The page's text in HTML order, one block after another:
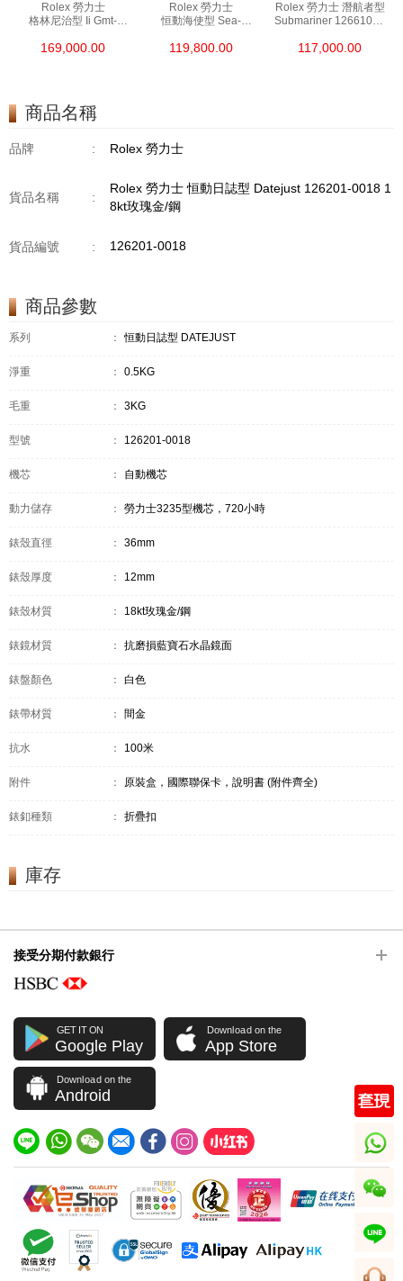
Rolex 勞力士
格林尼治型 Ii Gmt-
0002 18kt玫瑰金/鋼
169,000.00
Rolex 勞力士
恒動海使型 Sea-
精鋼 單紅
119,800.00
Rolex 勞力士 潛航者型
Submariner 126610ln-
117,000.00
商品名稱
品牌 : Rolex 勞力士
貨品名稱 :
Rolex 勞力士 恒動日誌型 Datejust 126201-0018 1
8kt玫瑰金/鋼
貨品編號 : 126201-0018
商品參數
系列 ： 恒動日誌型 DATEJUST
淨重 ： 0.5KG
毛重 ： 3KG
型號 ： 126201-0018
機芯 ： 自動機芯
動力儲存 ： 勞力士3235型機芯，720小時
錶殼直徑 ： 36mm
錶殼厚度 ： 12mm
錶殼材質 ： 18kt玫瑰金/鋼
錶鏡材質 ： 抗磨損藍寶石水晶鏡面
錶盤顏色 ： 白色
錶帶材質 ： 間金
抗水 ： 100米
附件 ： 原裝盒，國際聯保卡，說明書 (附件齊全)
錶釦種類 ： 折疊扣
庫存
接受分期付款銀行
GET IT ON
Google Play
Download on the
App Store
Download on the
Android
whatsapp